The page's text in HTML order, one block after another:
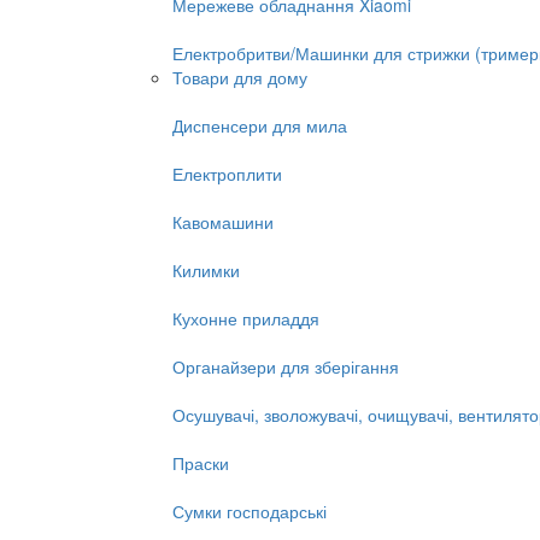
Мережеве обладнання Xiaomi
Електробритви/Машинки для стрижки
Товари для дому
Диспенсери для мила
Електроплити
Кавомашини
Килимки
Кухонне приладдя
Органайзери для зберігання
Осушувачі, зволожувачі, очищувачі,
Праски
Сумки господарські